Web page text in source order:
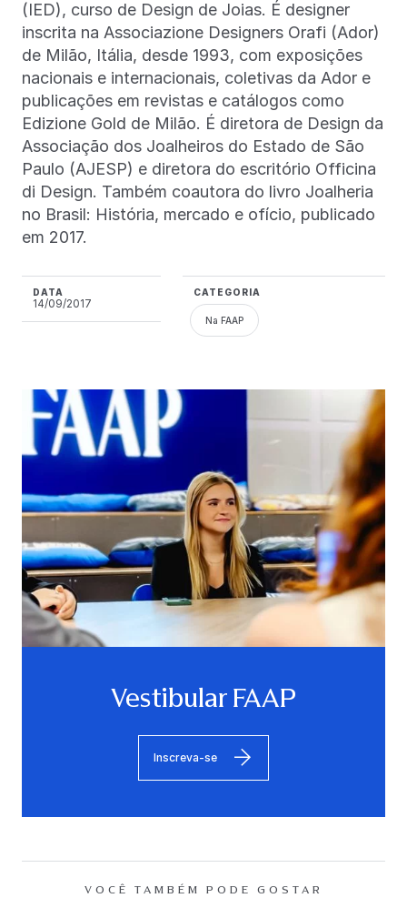
(IED), curso de Design de Joias. É designer
inscrita na Associazione Designers Orafi (Ador)
de Milão, Itália, desde 1993, com exposições
nacionais e internacionais, coletivas da Ador e
publicações em revistas e catálogos como
Edizione Gold de Milão. É diretora de Design da
Associação dos Joalheiros do Estado de São
Paulo (AJESP) e diretora do escritório Officina
di Design. Também coautora do livro Joalheria
no Brasil: História, mercado e ofício, publicado
em 2017.
DATA
14/09/2017
CATEGORIA
Na FAAP
Vestibular FAAP
Inscreva-se
VOCÊ TAMBÉM PODE GOSTAR